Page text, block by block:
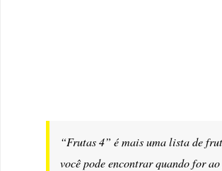
“Frutas 4” é mais uma lista de
você pode encontrar quando for